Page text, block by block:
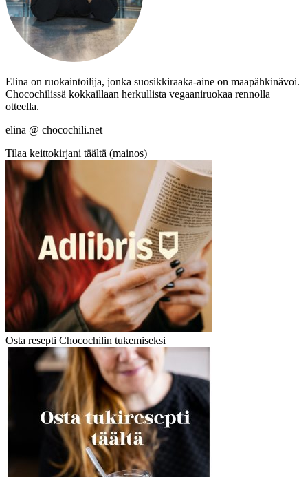
Elina on ruokaintoilija, jonka suosikkiraaka-aine on maapähkinävoi.
Chocochilissä kokkaillaan herkullista vegaaniruokaa rennolla
otteella.
elina @ chocochili.net
Tilaa keittokirjani täältä (mainos)
Osta resepti Chocochilin tukemiseksi